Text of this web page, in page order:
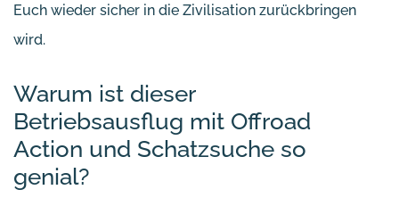
Euch wieder sicher in die Zivilisation zurückbringen
wird.
Warum ist dieser
Betriebsausflug mit Offroad
Action und Schatzsuche so
genial?